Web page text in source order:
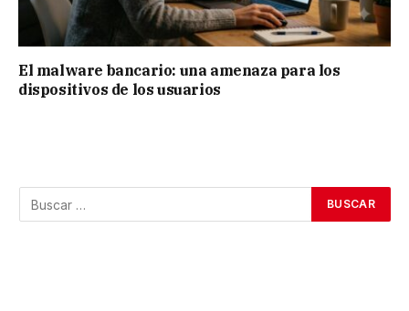
El malware bancario: una amenaza para los
dispositivos de los usuarios